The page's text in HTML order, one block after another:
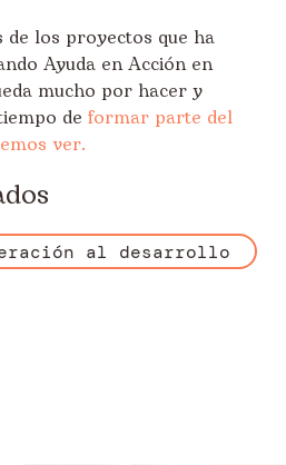
de los proyectos que ha
Ayuda en Acción en
mucho por hacer y
de formar parte del
ver.
al desarrollo